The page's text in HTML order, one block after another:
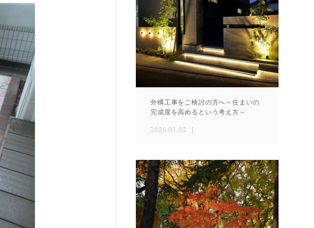
外構工事をご検討の方へ～住まいの
完成度を高めるという考え方～
2026.03.02